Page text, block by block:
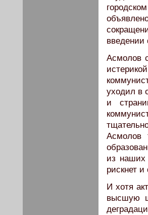
введении
Асмолов
уходил в
и
Асмолов
из наших
рискнет
И хотя
высшую